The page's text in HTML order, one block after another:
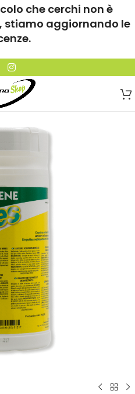
che cerchi non è
, stiamo aggiornando le